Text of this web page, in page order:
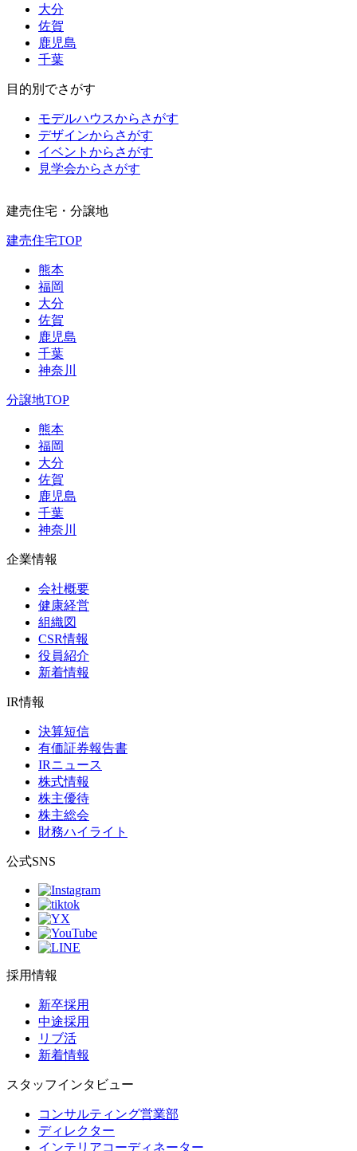
大分
佐賀
鹿児島
千葉
目的別でさがす
モデルハウスからさがす
デザインからさがす
イベントからさがす
見学会からさがす
建売住宅・分譲地
建売住宅TOP
熊本
福岡
大分
佐賀
鹿児島
千葉
神奈川
分譲地TOP
熊本
福岡
大分
佐賀
鹿児島
千葉
神奈川
企業情報
会社概要
健康経営
組織図
CSR情報
役員紹介
新着情報
IR情報
決算短信
有価証券報告書
IRニュース
株式情報
株主優待
株主総会
財務ハイライト
公式SNS
採用情報
新卒採用
中途採用
リブ活
新着情報
スタッフインタビュー
コンサルティング営業部
ディレクター
インテリアコーディネーター